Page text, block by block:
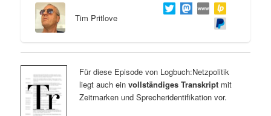
Tim Pritlove
Für diese Episode von Logbuch:Netzpolitik
liegt auch ein vollständiges Transkriptmit
Zeitmarken und Sprecheridentifikation vor.